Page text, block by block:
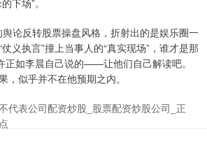
下场”。
舆论反转股票操盘风格，折射出的是娱乐圈一
义执言”撞上当事人的“真实现场”，谁才是那
正如李晨自己说的——让他们自己解读吧。
，似乎并不在他预期之内。
代表公司配资炒股_股票配资炒股公司_正